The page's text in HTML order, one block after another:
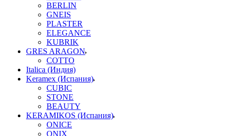
BERLIN
GNEIS
PLASTER
ELEGANCE
KUBRIK
GRES ARAGON
COTTO
Italica (Индия)
Keramex (Испания)
CUBIC
STONE
BEAUTY
KERAMIKOS (Испания)
ONICE
ONIX